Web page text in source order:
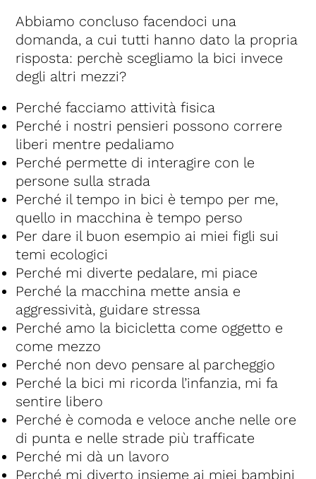
Abbiamo concluso facendoci una
domanda, a cui tutti hanno dato la propria
risposta: perchè scegliamo la bici invece
degli altri mezzi?
Perché facciamo attività fisica
Perché i nostri pensieri possono correre
liberi mentre pedaliamo
Perché permette di interagire con le
persone sulla strada
Perché il tempo in bici è tempo per me,
quello in macchina è tempo perso
Per dare il buon esempio ai miei figli sui
temi ecologici
Perché mi diverte pedalare, mi piace
Perché la macchina mette ansia e
aggressività, guidare stressa
Perché amo la bicicletta come oggetto e
come mezzo
Perché non devo pensare al parcheggio
Perché la bici mi ricorda l’infanzia, mi fa
sentire libero
Perché è comoda e veloce anche nelle ore
di punta e nelle strade più trafficate
Perché mi dà un lavoro
Perché mi diverto insieme ai miei bambini